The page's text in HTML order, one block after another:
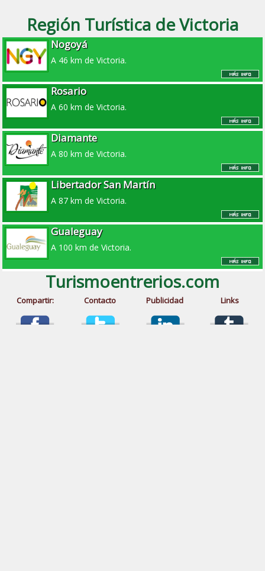
Región Turística de Victoria
Nogoyá
A 46 km de Victoria.
Rosario
A 60 km de Victoria.
Diamante
A 80 km de Victoria.
Libertador San Martín
A 87 km de Victoria.
Gualeguay
A 100 km de Victoria.
Turismoentrerios.com
Compartir: Contacto Publicidad Links